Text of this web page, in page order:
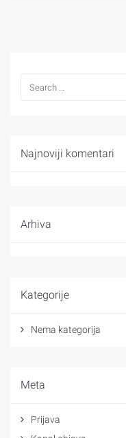
Najnoviji komentari
Arhiva
Kategorije
Nema kategorija
Meta
Prijava